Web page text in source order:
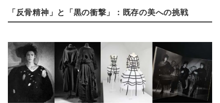
「反骨精神」と「黒の衝撃」：既存の美への挑戦